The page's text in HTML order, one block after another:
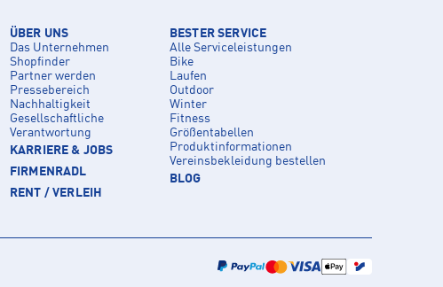
ÜBER UNS
Das Unternehmen
Shopfinder
Partner werden
Pressebereich
Nachhaltigkeit
Gesellschaftliche
Verantwortung
KARRIERE & JOBS
FIRMENRADL
RENT / VERLEIH
BESTER SERVICE
Alle Serviceleistungen
Bike
Laufen
Outdoor
Winter
Fitness
Größentabellen
Produktinformationen
Vereinsbekleidung bestellen
BLOG